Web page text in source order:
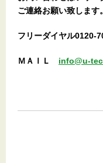
ご連絡お願い致します。
フリーダイヤル0120-
ＭＡＩＬ info@u-